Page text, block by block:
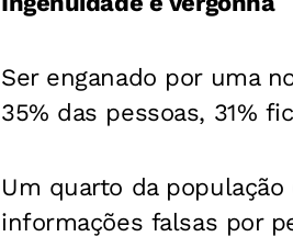
Ser enganado por uma
35% das pessoas, 31%
Um quarto da
informações falsas por